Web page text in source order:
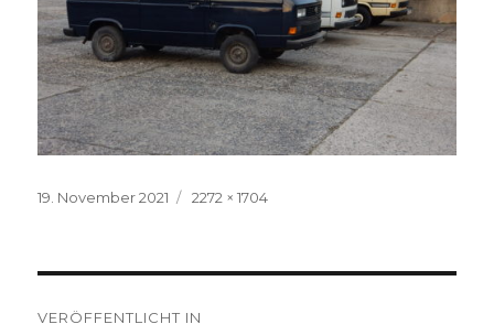
Veröffentlicht
19. November 2021
Volle
2272 × 1704
VERÖFFENTLICHT IN